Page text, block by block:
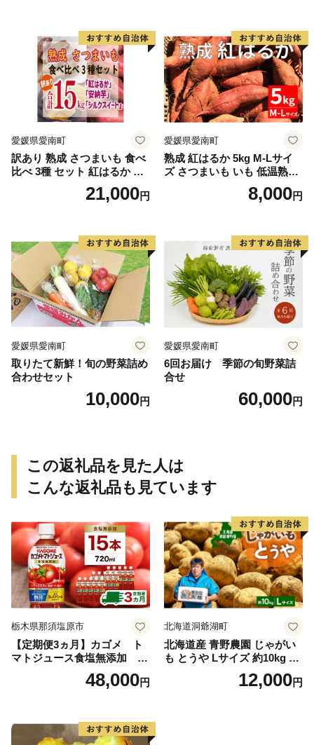
野菜
愛媛県愛南町
訳あり 熟成 さつまいも 食べ
比べ 3種 セット 紅はるか 安
納芋 シルクスイート 合計 15
kg サイズ混合 サツマイモ 焼
芋 ほしいも スイートポテト
いも天 サイズミックス 甘い
ねっとり 生芋 新芋 あんのう
いも 甘藷 べにはるか スイー
ツ 国産 糖度 産地直送 農家直
送 数量限定 21000円 愛媛 愛
南 ミッチーのおみかん畑
21,000円
愛媛県愛南町
熟成 紅はるか 5kg M-Lサイ
ズ さつまいも いも 低温熟成
完全熟成収穫 甘い 糖度 焼き
芋 やきいも スイートポテト
8,000円
愛媛県愛南町
取りたて新鮮！旬の野菜詰め
合わせセット
10,000円
愛媛県愛南町
6回お届け 季節の旬野菜詰
合せ
60,000円
この返礼品を見た人は
こんな返礼品も見ています
栃木県那須塩原市
【定期便3ヵ月】カゴメ ト
マトジュース食塩無添加 72
0ml PET×15本 1ケース 毎月
届く 3ヵ月 3回コース ns001-
48,000円
北海道洞爺湖町
北海道産 青野農園 じゃがい
も とうや Lサイズ 約10kg 20
26年10月初旬～12月下旬頃お
届け 先行予約 北海道 ジャガ
12,000円